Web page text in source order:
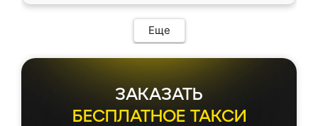
Еще
ЗАКАЗАТЬ
БЕСПЛАТНОЕ ТАКСИ